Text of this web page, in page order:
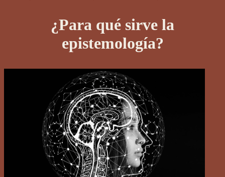
¿Para qué sirve la
epistemología?